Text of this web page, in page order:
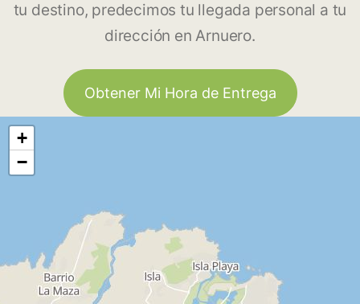
tu destino, predecimos tu llegada personal a tu
dirección en Arnuero.
Obtener Mi Hora de Entrega
+
−